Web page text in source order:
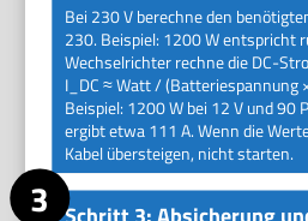
Bei 230 V berechne den
230. Beispiel: 1200 W entspricht
Wechselrichter rechne die DC-
I_DC ≈ Watt / (Batteriespannung
Beispiel: 1200 W bei 12 V und 90
ergibt etwa 111 A. Wenn die
Kabel übersteigen, nicht starten.